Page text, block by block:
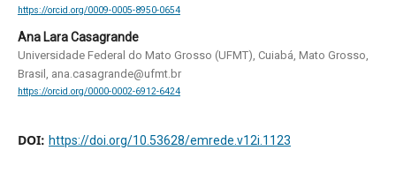
https://orcid.org/0009-0005-8950-0654
Ana Lara Casagrande
Universidade Federal do Mato Grosso (UFMT), Cuiabá, Mato Grosso,
Brasil, ana.casagrande@ufmt.br
https://orcid.org/0000-0002-6912-6424
DOI: https://doi.org/10.53628/emrede.v12i.1123